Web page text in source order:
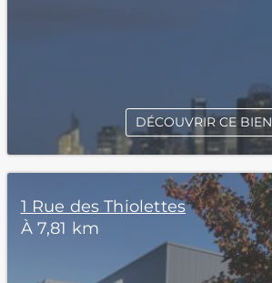
DÉCOUVRIR CE BIEN
1 Rue des Thiolettes
À 7,81 km